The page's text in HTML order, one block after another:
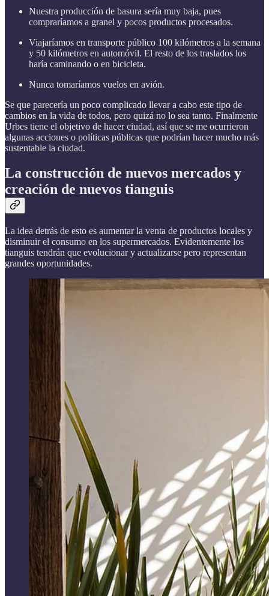
Nuestra producción de basura sería muy baja, pues
compraríamos a granel y pocos productos procesados.
Viajaríamos en transporte público 100 kilómetros a la semana
y 50 kilómetros en automóvil. El resto de los traslados los
haría caminando o en bicicleta.
Nunca tomaríamos vuelos en avión.
Se que parecería un poco complicado llevar a cabo este tipo de
cambios en la vida de todos, pero quizá no lo sea tanto. Finalmente
Urbes tiene el objetivo de hacer ciudad, así que se me ocurrieron
algunas acciones o políticas públicas que podrían hacer mucho más
sustentable la ciudad.
La construcción de nuevos mercados y
creación de nuevos tianguis
La idea detrás de esto es aumentar la venta de productos locales y
disminuir el consumo en los supermercados. Evidentemente los
tianguis tendrán que evolucionar y actualizarse pero representan
grandes oportunidades.